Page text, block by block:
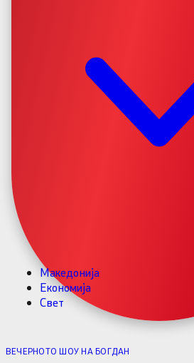
Македонија
Економија
Свет
ВЕЧЕРНОТО ШОУ НА БОГДАН